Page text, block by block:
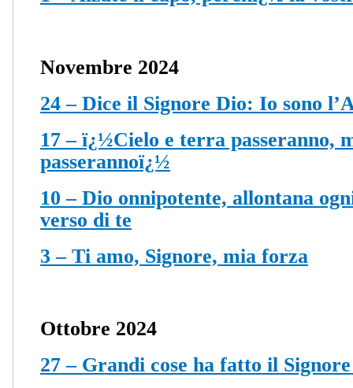
Novembre 2024
24 – Dice il Signore Dio: Io sono
17 – ï¿½Cielo e terra passeranno,
passerannoï¿½
10 – Dio onnipotente, allontana
verso di te
3 – Ti amo, Signore, mia forza
Ottobre 2024
27 – Grandi cose ha fatto il